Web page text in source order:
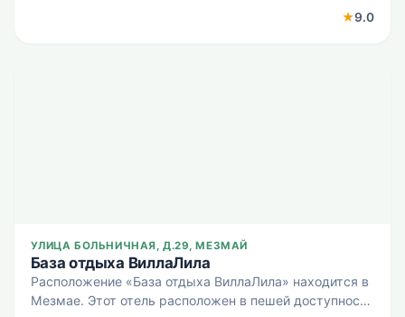
Гостевой дом «Гостевой дом Мезмай» находится в★9.0
УЛИЦА БОЛЬНИЧНАЯ, Д.29, МЕЗМАЙ
База отдыха ВиллаЛила
Расположение «База отдыха ВиллаЛила» находится в
Мезмае. Этот отель расположен в пешей доступности